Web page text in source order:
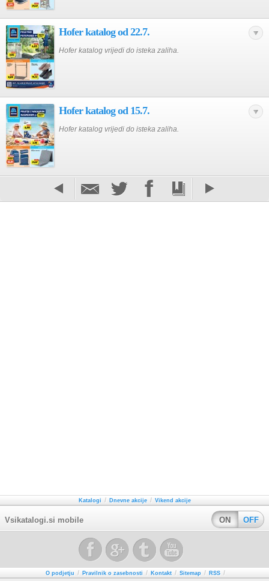
Hofer katalog od 22.7.
Hofer katalog vrijedi do isteka zaliha.
Hofer katalog od 15.7.
Hofer katalog vrijedi do isteka zaliha.
Katalogi / Dnevne akcije / Vikend akcije
Vsikatalogi.si mobile ON OFF
O podjetju / Pravilnik o zasebnosti / Kontakt / Sitemap / RSS /